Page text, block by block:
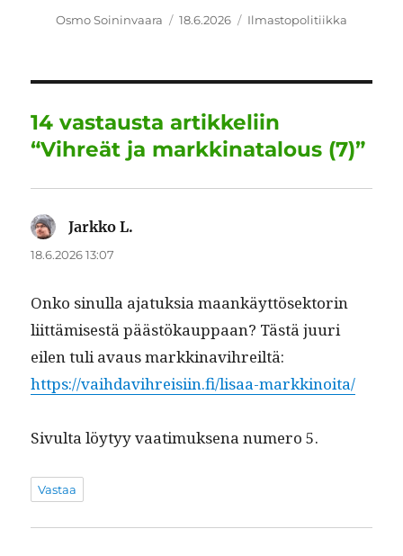
c
b
o
o
k
it
r
ai k
d
I
n
at
A
p
p
e
r
a
m
a
Kirjoittaja
Osmo Soininvaara Julkaistu
18.6.2026 Kategoriat
Ilmastopolitiikka
14 vastausta artikkeliin
“Vihreät ja markkinatalous (7)”
Jarkko L.
18.6.2026 13:07
Onko sin­ul­la ajatuk­sia maankäyt­tösek­torin
liit­tämis­es­tä päästökaup­paan? Tästä juuri
eilen tuli avaus markkinavihreiltä:
https://vaihdavihreisiin.fi/lisaa-markkinoita/
Sivul­ta löy­tyy vaa­timuk­se­na numero 5.
Vastaa